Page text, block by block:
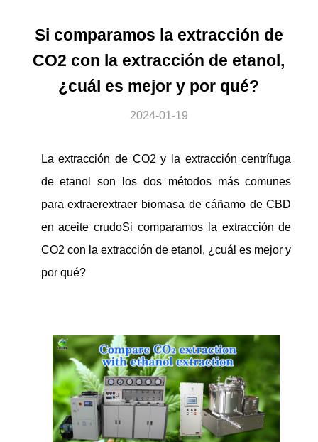
Si comparamos la extracción de
CO2 con la extracción de etanol,
¿cuál es mejor y por qué?
2024-01-19
La extracción de CO2 y la extracción centrífuga
de etanol son los dos métodos más comunes
para extraerextraer biomasa de cáñamo de CBD
en aceite crudoSi comparamos la extracción de
CO2 con la extracción de etanol, ¿cuál es mejor y
por qué?